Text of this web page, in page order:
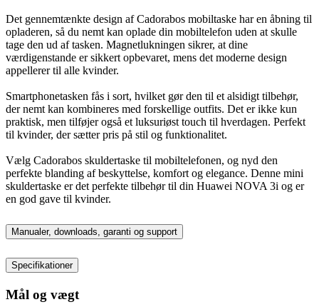
Det gennemtænkte design af Cadorabos mobiltaske har en åbning til
opladeren, så du nemt kan oplade din mobiltelefon uden at skulle
tage den ud af tasken. Magnetlukningen sikrer, at dine
værdigenstande er sikkert opbevaret, mens det moderne design
appellerer til alle kvinder.
Smartphonetasken fås i sort, hvilket gør den til et alsidigt tilbehør,
der nemt kan kombineres med forskellige outfits. Det er ikke kun
praktisk, men tilføjer også et luksuriøst touch til hverdagen. Perfekt
til kvinder, der sætter pris på stil og funktionalitet.
Vælg Cadorabos skuldertaske til mobiltelefonen, og nyd den
perfekte blanding af beskyttelse, komfort og elegance. Denne mini
skuldertaske er det perfekte tilbehør til din Huawei NOVA 3i og er
en god gave til kvinder.
Manualer, downloads, garanti og support
Specifikationer
Mål og vægt